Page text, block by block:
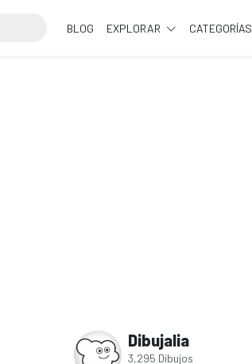
BLOG EXPLORAR CATEGORÍAS
Dibujalia
3,295 Dibujos